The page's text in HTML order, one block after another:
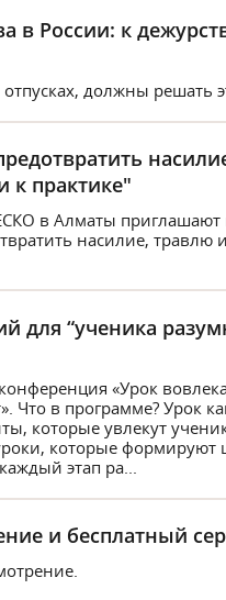
в России: к
должны решать
к практике"
в Алматы приглашают
насилие, травлю
“ученика
«Урок
Что в программе? Урок
которые увлекут
которые формируют
этап ра...
и бесплатный